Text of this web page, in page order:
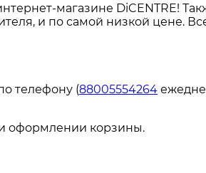
магазине DiCENTRE!
и по самой низкой цене.
телефону (88005554264
оформлении корзины.